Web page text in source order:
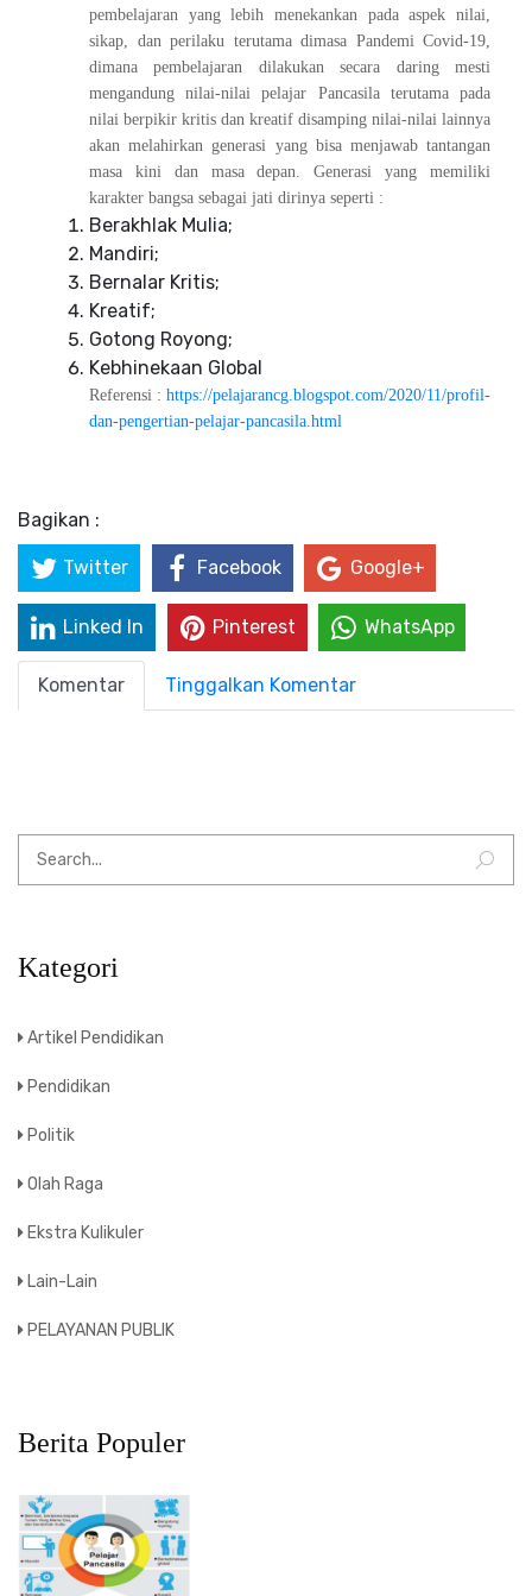
pembelajaran yang lebih menekankan pada aspek nilai,
sikap, dan perilaku terutama dimasa Pandemi Covid-19,
dimana pembelajaran dilakukan secara daring mesti
mengandung nilai-nilai pelajar Pancasila terutama pada
nilai berpikir kritis dan kreatif disamping nilai-nilai lainnya
akan melahirkan generasi yang bisa menjawab tantangan
masa kini dan masa depan. Generasi yang memiliki
karakter bangsa sebagai jati dirinya seperti :
Berakhlak Mulia;
Mandiri;
Bernalar Kritis;
Kreatif;
Gotong Royong;
Kebhinekaan Global
Referensi : https://pelajarancg.blogspot.com/2020/11/profil-
dan-pengertian-pelajar-pancasila.html
Bagikan :
Twitter Facebook Google+
Linked In Pinterest WhatsApp
Komentar Tinggalkan Komentar
Kategori
Artikel Pendidikan
Pendidikan
Politik
Olah Raga
Ekstra Kulikuler
Lain-Lain
PELAYANAN PUBLIK
Berita Populer